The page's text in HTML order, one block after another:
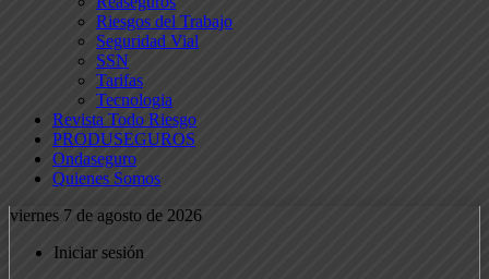
Riesgos del Trabajo
Seguridad Vial
SSN
Tarifas
Tecnologia
Revista Todo Riesgo
PRODUSEGUROS
Ondaseguro
Quienes Somos
viernes 7 de agosto de 2026
Iniciar sesión